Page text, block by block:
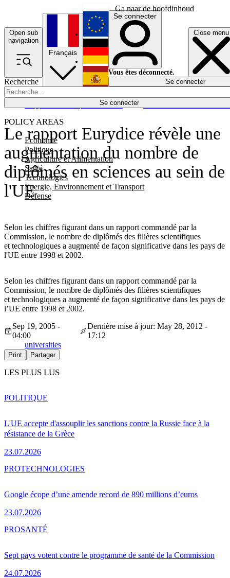
Ga naar de hoofdinhoud
Open sub
navigation
Close menu
Recherche
Se connecter
POLICY AREAS
Economie
Politique
Agriculture et Alimentation
Santé
Technologies
Energie, Environnement et Transport
Défense
Économie
Français
English
Deutsch
Español
Se connecter
Vous êtes déconnecté.
Se connecter
Le rapport Eurydice révèle une
augmentation du nombre de
diplômés en sciences au sein de
l'UE
Selon les chiffres figurant dans un rapport commandé par la
Commission, le nombre de diplômés des filières scientifiques
et technologiques a augmenté de façon significative dans les pays de
l'UE entre 1998 et 2002.
Selon les chiffres figurant dans un rapport commandé par la
Commission, le nombre de diplômés des filières scientifiques
et technologiques a augmenté de façon significative dans les pays de
l’UE entre 1998 et 2002.
Sep 19, 2005 -
04:00
Dernière mise à jour: May 28, 2012 -
17:12
universities
Print Partager
LES PLUS LUS
L'UE accepte d'assouplir les sanctions contre la Russie face à la
résistance de la Grèce
23.07.2026
POLITIQUE
Google écope d’une amende record de 890 millions d’euros
23.07.2026
PROTECHNOLOGIES
Sept pays votent contre le programme de santé de la Commission
24.07.2026
PROSANTÉ